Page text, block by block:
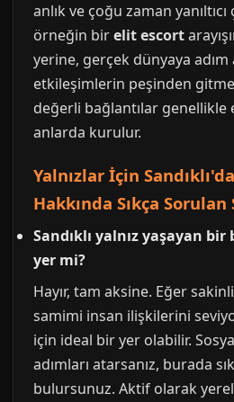
anlık ve çoğu zaman
örneğin birelit escort
yerine, gerçek dünyaya
etkileşimlerin peşinden
değerli bağlantılar genellikle
anlarda kurulur.
Yalnızlar İçin
Hakkında Sıkça
Sandıklı yalnız yaşayan bir
yer mi?
Hayır, tam aksine. Eğer
samimi insan ilişkilerini
için ideal bir yer olabilir.
adımları atarsanız, burada
bulursunuz. Aktif olarak